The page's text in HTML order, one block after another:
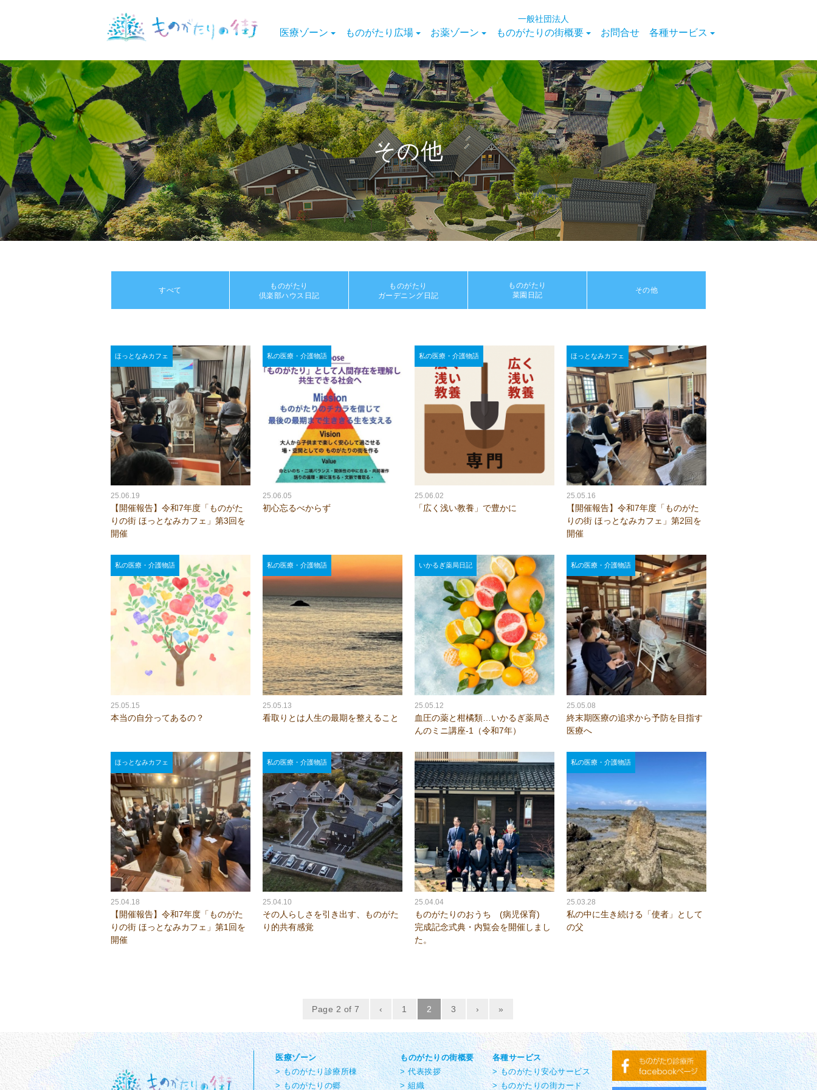
医療ゾーン ものがたり広場 お薬ゾーン
一般社団法人
ものがたりの街概要 お問合せ 各種サービス
その他
すべて
ものがたり
倶楽部ハウス日記
ものがたり
ガーデニング日記
ものがたり
菜園日記
その他
ほっとなみカフェ
25.06.19
【開催報告】令和7年度「ものがた
りの街 ほっとなみカフェ」第3回を
開催
私の医療・介護物語
25.06.05
初心忘るべからず
私の医療・介護物語
25.06.02
「広く浅い教養」で豊かに
ほっとなみカフェ
25.05.16
【開催報告】令和7年度「ものがた
りの街 ほっとなみカフェ」第2回を
開催
私の医療・介護物語
25.05.15
本当の自分ってあるの？
私の医療・介護物語
25.05.13
看取りとは人生の最期を整えること
いかるぎ薬局日記
25.05.12
血圧の薬と柑橘類…いかるぎ薬局さ
んのミニ講座-1（令和7年）
私の医療・介護物語
25.05.08
終末期医療の追求から予防を目指す
医療へ
ほっとなみカフェ
25.04.18
【開催報告】令和7年度「ものがた
りの街 ほっとなみカフェ」第1回を
開催
私の医療・介護物語
25.04.10
その人らしさを引き出す、ものがた
り的共有感覚
25.04.04
ものがたりのおうち (病児保育)
完成記念式典・内覧会を開催しまし
た。
私の医療・介護物語
25.03.28
私の中に生き続ける「使者」として
の父
Page 2 of 7 ‹ 1 2 3 › »
医療ゾーン
> ものがたり診療所棟
> ものがたりの郷
ものがたりの街概要
> 代表挨拶
> 組織
各種サービス
> ものがたり安心サービス
> ものがたりの街カード